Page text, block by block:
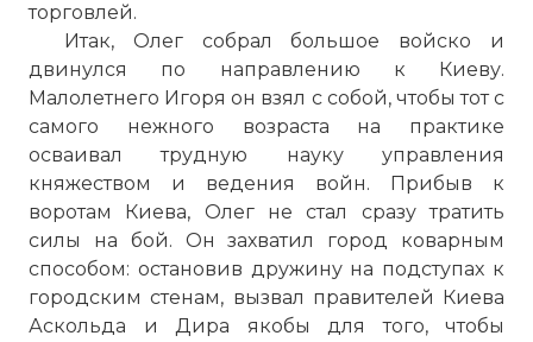
торговлей.
Итак, Олег собрал большое войско и
двинулся по направлению к Киеву.
Малолетнего Игоря он взял с собой, чтобы тот с
самого нежного возраста на практике
осваивал трудную науку управления
княжеством и ведения войн. Прибыв к
воротам Киева, Олег не стал сразу тратить
силы на бой. Он захватил город коварным
способом: остановив дружину на подступах к
городским стенам, вызвал правителей Киева
Аскольда и Дира якобы для того, чтобы